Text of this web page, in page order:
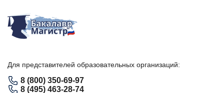
Для представителей образовательных организаций:
8 (800) 350-69-97
8 (495) 463-28-74